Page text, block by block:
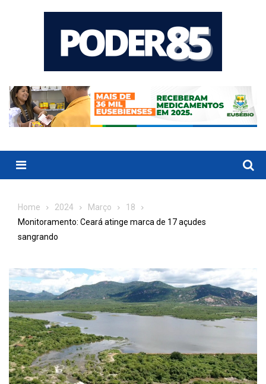
Menu
Home 2024 Março
18
Monitoramento: Ceará atinge marca de 17 açudes
sangrando